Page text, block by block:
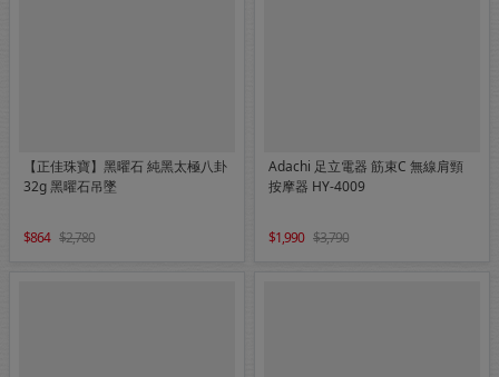
【正佳珠寶】黑曜石 純黑太極八卦
32g 黑曜石吊墜
864 2,780
Adachi 足立電器 筋束C 無線肩頸
按摩器 HY-4009
1,990 3,790